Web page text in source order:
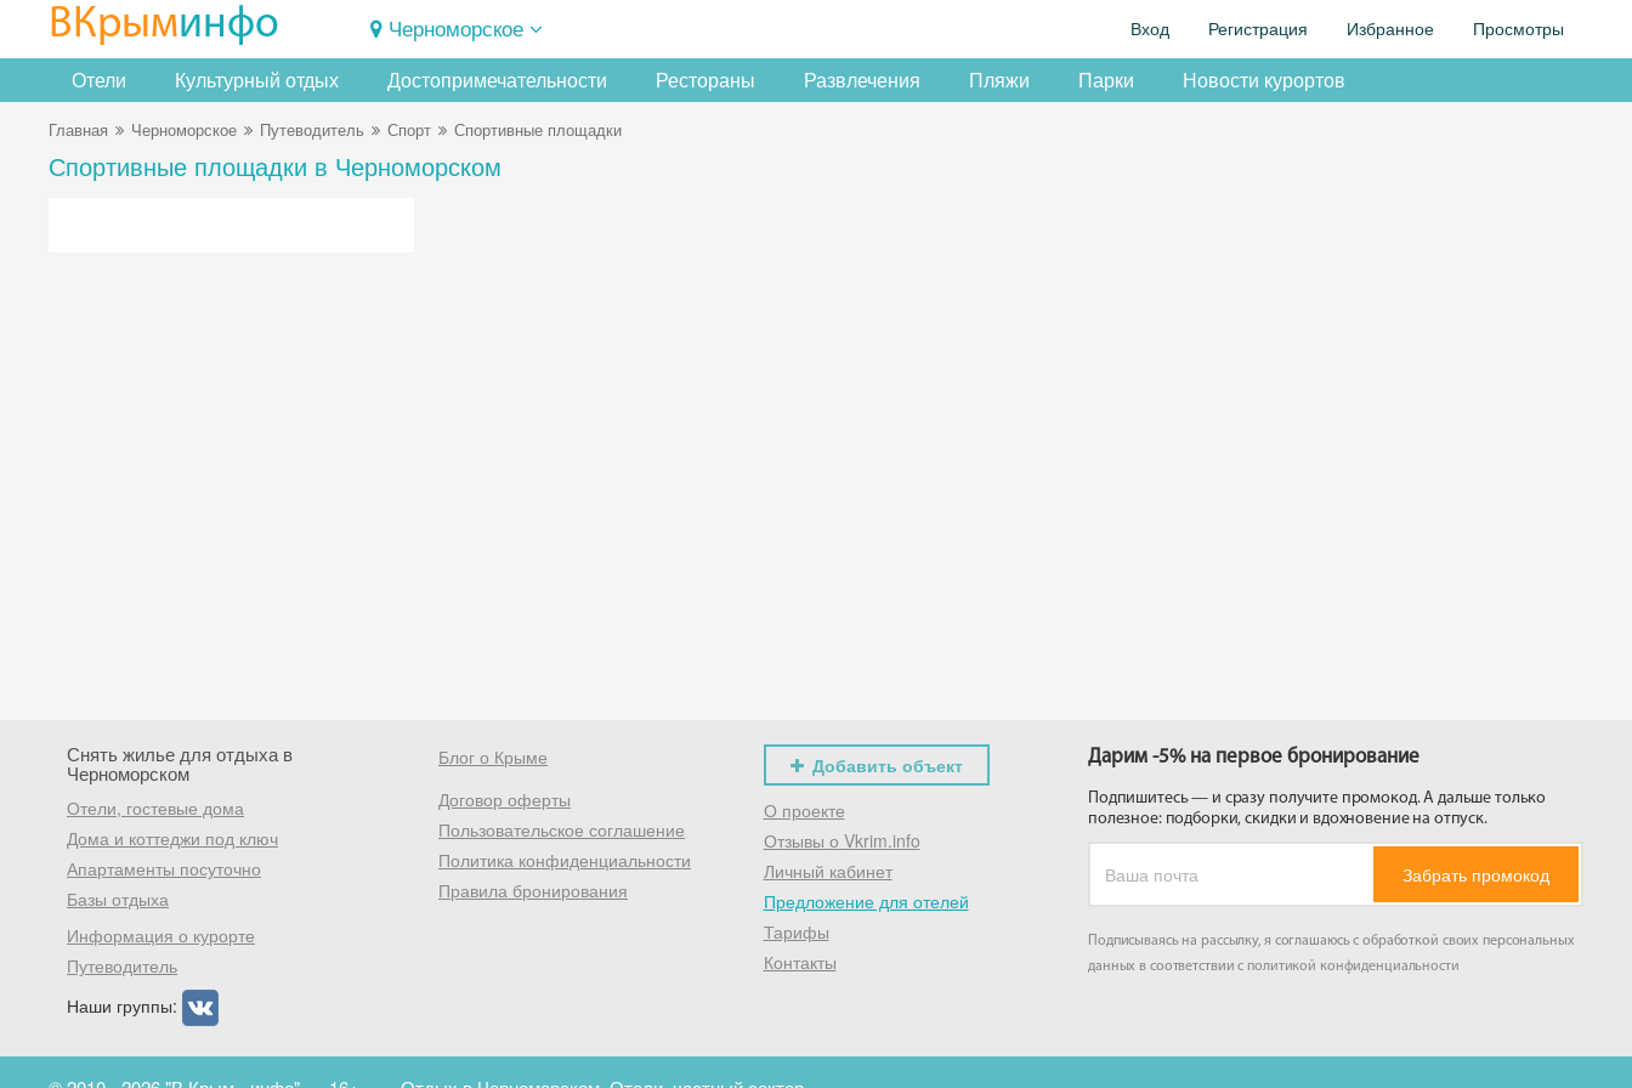
ВКрыминфо Черноморское Вход Регистрация Избранное Просмотры
Отели Культурный отдых Достопримечательности Рестораны Развлечения Пляжи Парки Новости курортов
Главная Черноморское Путеводитель Спорт Спортивные площадки
Спортивные площадки в Черноморском
Снять жилье для отдыха в
Черноморском
Отели, гостевые дома
Дома и коттеджи под ключ
Апартаменты посуточно
Базы отдыха
Информация о курорте
Путеводитель
Наши группы:
Блог о Крыме
Договор оферты
Пользовательское соглашение
Политика конфиденциальности
Правила бронирования
Добавить объект
О проекте
Отзывы о Vkrim.info
Личный кабинет
Предложение для отелей
Тарифы
Контакты
Дарим -5% на первое бронирование
Подпишитесь — и сразу получите промокод. А дальше только
полезное: подборки, скидки и вдохновение на отпуск.
Забрать промокод
Подписываясь на рассылку, я соглашаюсь с обработкой своих персональных
данных в соответствии с политикой конфиденциальности